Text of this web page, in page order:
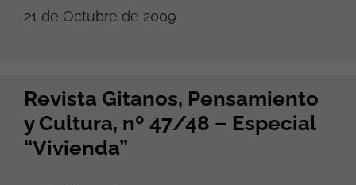
21 de Octubre de 2009
Revista Gitanos, Pensamiento
y Cultura, nº 47/48 – Especial
“Vivienda”